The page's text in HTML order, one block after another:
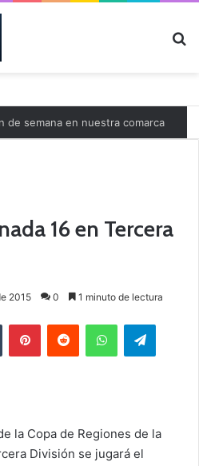
de semana en nuestra comarca
16 en Tercera
2015 0 1 minuto de lectura
la Copa de Regiones de la
División se jugará el